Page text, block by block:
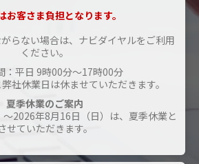
お客さま負担となります。
らない場合は、ナビダイヤルをご利用
ください。
：平日 9時00分〜17時00分
社休業日は休ませていただきます。
夏季休業のご案内
2026年8月16日（日）は、夏季休業と
せていただきます。